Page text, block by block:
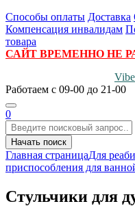
Способы оплаты Доставка
Компенсация инвалидам
товара
САЙТ ВРЕМЕННО НЕ
Работаем с 09-00 до 21-00
0
Начать поиск
Главная страницаДля
приспособления для
Стульчики для